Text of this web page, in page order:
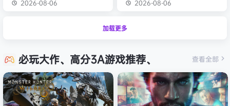
2026-08-06 2026-08-06
加载更多
必玩大作、高分3A游戏推荐、 查看全部